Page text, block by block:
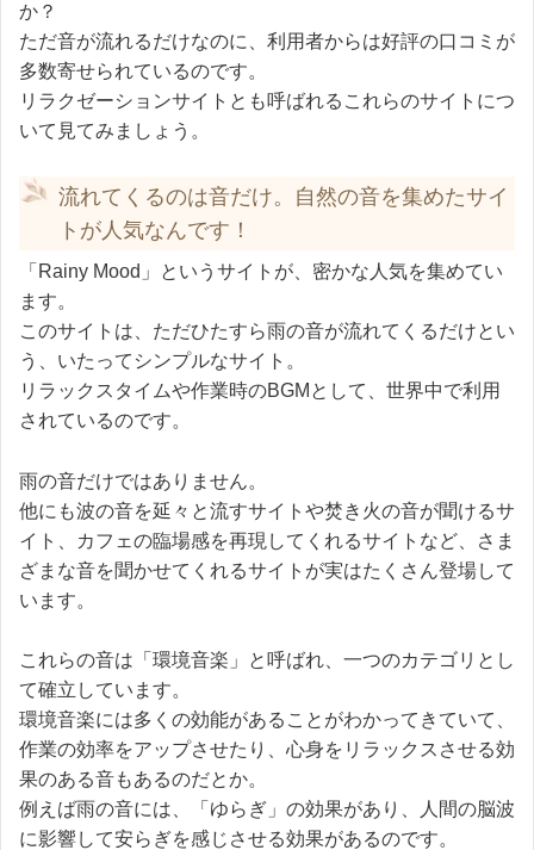
か？
ただ音が流れるだけなのに、利用者からは好評の口コミが
多数寄せられているのです。
リラクゼーションサイトとも呼ばれるこれらのサイトにつ
いて見てみましょう。
流れてくるのは音だけ。自然の音を集めたサイ
トが人気なんです！
「Rainy Mood」というサイトが、密かな人気を集めてい
ます。
このサイトは、ただひたすら雨の音が流れてくるだけとい
う、いたってシンプルなサイト。
リラックスタイムや作業時のBGMとして、世界中で利用
されているのです。
雨の音だけではありません。
他にも波の音を延々と流すサイトや焚き火の音が聞けるサ
イト、カフェの臨場感を再現してくれるサイトなど、さま
ざまな音を聞かせてくれるサイトが実はたくさん登場して
います。
これらの音は「環境音楽」と呼ばれ、一つのカテゴリとし
て確立しています。
環境音楽には多くの効能があることがわかってきていて、
作業の効率をアップさせたり、心身をリラックスさせる効
果のある音もあるのだとか。
例えば雨の音には、「ゆらぎ」の効果があり、人間の脳波
に影響して安らぎを感じさせる効果があるのです。